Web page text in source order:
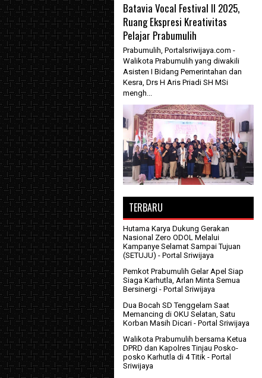
Batavia Vocal Festival II 2025,
Ruang Ekspresi Kreativitas
Pelajar Prabumulih
Prabumulih, Portalsriwijaya.com -
Walikota Prabumulih yang diwakili
Asisten I Bidang Pemerintahan dan
Kesra, Drs H Aris Priadi SH MSi
mengh...
TERBARU
Hutama Karya Dukung Gerakan
Nasional Zero ODOL Melalui
Kampanye Selamat Sampai Tujuan
(SETUJU) - Portal Sriwijaya
Pemkot Prabumulih Gelar Apel Siap
Siaga Karhutla, Arlan Minta Semua
Bersinergi - Portal Sriwijaya
Dua Bocah SD Tenggelam Saat
Memancing di OKU Selatan, Satu
Korban Masih Dicari - Portal Sriwijaya
Walikota Prabumulih bersama Ketua
DPRD dan Kapolres Tinjau Posko-
posko Karhutla di 4 Titik - Portal
Sriwijaya